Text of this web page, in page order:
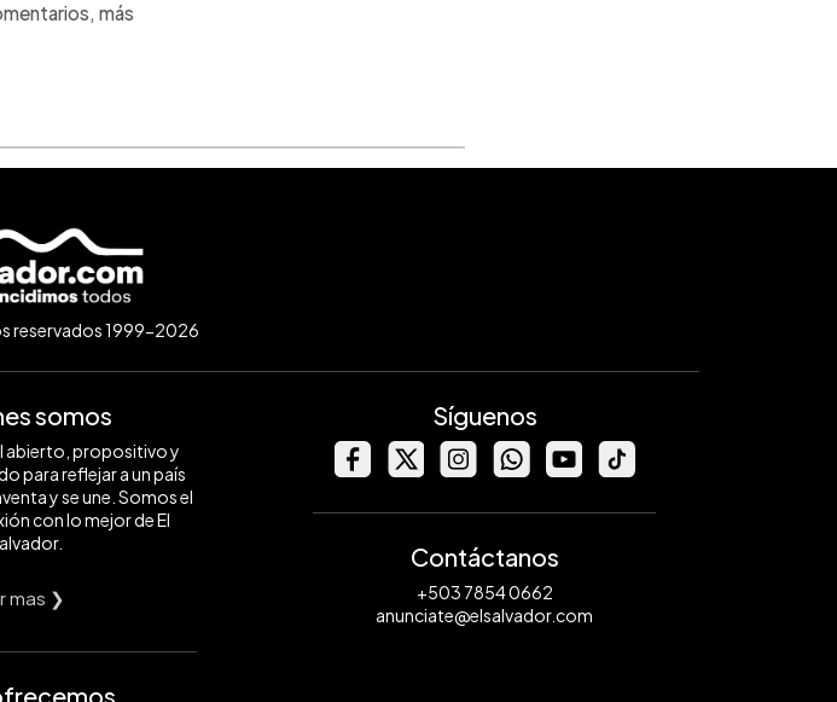
más
reservados 1999-2026
somos
abierto, propositivo y
para reflejar a un país
y se une. Somos el
con lo mejor de El
mas ❯
Síguenos
Contáctanos
+503 7854 0662
anunciate@elsalvador.com